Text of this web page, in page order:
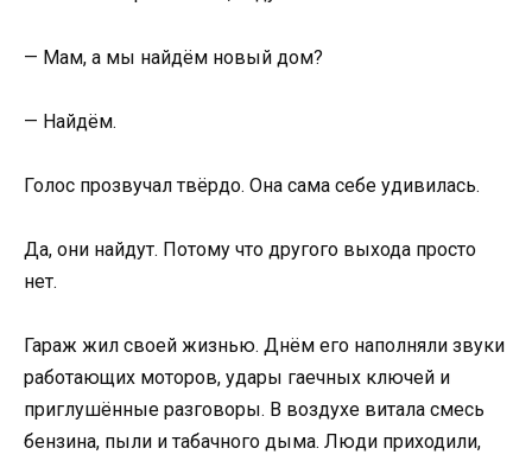
— Мам, а мы найдём новый дом?
— Найдём.
Голос прозвучал твёрдо. Она сама себе удивилась.
Да, они найдут. Потому что другого выхода просто
нет.
Гараж жил своей жизнью. Днём его наполняли звуки
работающих моторов, удары гаечных ключей и
приглушённые разговоры. В воздухе витала смесь
бензина, пыли и табачного дыма. Люди приходили,